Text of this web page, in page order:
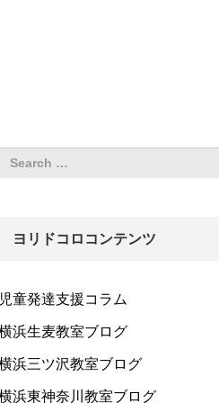
ヨリドコロコンテンツ
童発達支援コラム
浜生麦教室ブログ
浜三ツ沢教室ブログ
浜東神奈川教室ブログ